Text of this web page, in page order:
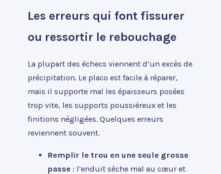
Les erreurs qui font fissurer
ou ressortir le rebouchage
La plupart des échecs viennent d’un excès de
précipitation. Le placo est facile à réparer,
mais il supporte mal les épaisseurs posées
trop vite, les supports poussiéreux et les
finitions négligées. Quelques erreurs
reviennent souvent.
Remplir le trou en une seule grosse
passe : l’enduit sèche mal au cœur et